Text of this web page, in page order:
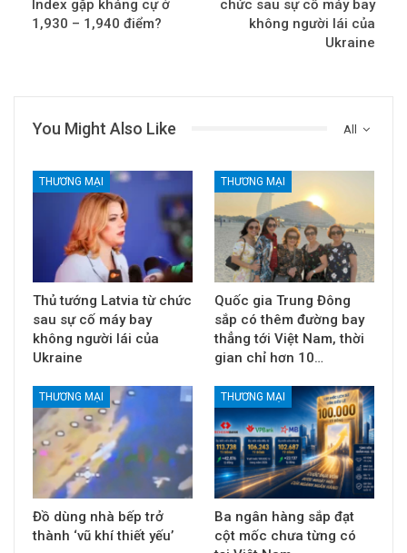
Index gặp kháng cự ở
1,930 – 1,940 điểm?
chức sau sự cố máy bay
không người lái của
Ukraine
All
You Might Also Like
THƯƠNG MẠI
Thủ tướng Latvia từ chức
sau sự cố máy bay
không người lái của
Ukraine
THƯƠNG MẠI
Quốc gia Trung Đông
sắp có thêm đường bay
thẳng tới Việt Nam, thời
gian chỉ hơn 10…
THƯƠNG MẠI
Đồ dùng nhà bếp trở
thành ‘vũ khí thiết yếu’
THƯƠNG MẠI
Ba ngân hàng sắp đạt
cột mốc chưa từng có